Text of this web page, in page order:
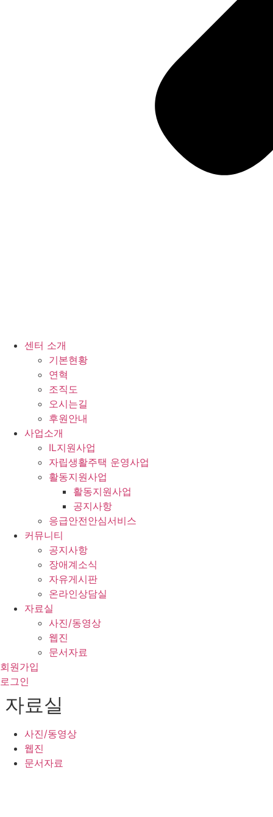
센터 소개
기본현황
연혁
조직도
오시는길
후원안내
사업소개
IL지원사업
자립생활주택 운영사업
활동지원사업
활동지원사업
공지사항
응급안전안심서비스
커뮤니티
공지사항
장애계소식
자유게시판
온라인상담실
자료실
사진/동영상
웹진
문서자료
회원가입
로그인
자료실
사진/동영상
웹진
문서자료